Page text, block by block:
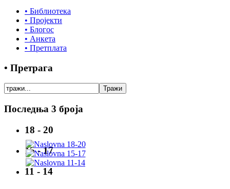
• Библиотека
• Пројекти
• Блогос
• Анкета
• Претплата
• Претрага
Последња 3 броја
18 - 20
15 - 17
11 - 14